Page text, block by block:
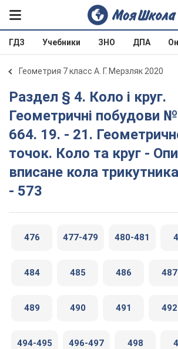
ГДЗ Учебники ЗНО ДПА
Геометрия 7 класс А. Г. Мерзляк 2020
Раздел § 4. Коло і круг.
Геометричні побудови
664. 19. - 21.
точок. Коло та круг -
вписане кола
- 573
476 477-479 480-481
484 485 486 487
489 490 491 492
494-495 496-497 498